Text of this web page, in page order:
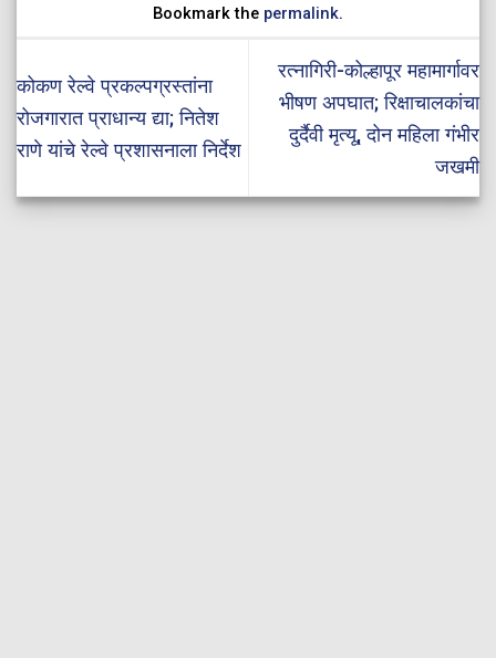
Bookmark the permalink.
कोकण रेल्वे प्रकल्पग्रस्तांना
रोजगारात प्राधान्य द्या; नितेश
राणे यांचे रेल्वे प्रशासनाला निर्देश
रत्नागिरी-कोल्हापूर महामार्गावर
भीषण अपघात; रिक्षाचालकांचा
दुर्दैवी मृत्यू, दोन महिला गंभीर
जखमी